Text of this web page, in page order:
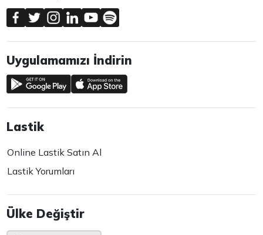
Uygulamamızı İndirin
Lastik
Online Lastik Satın Al
Lastik Yorumları
Ülke Değiştir